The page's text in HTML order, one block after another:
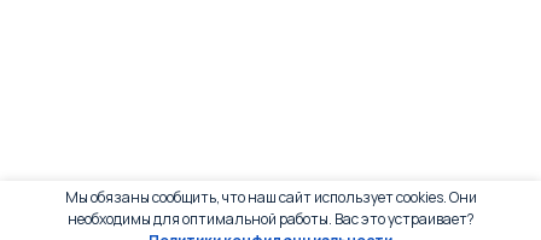
Мы обязаны сообщить, что наш сайт использует cookies. Они
необходимы для оптимальной работы. Вас это устраивает?